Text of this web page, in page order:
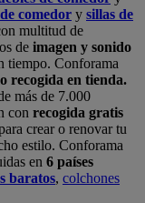
comedor y sillas de
multitud de
de imagen y sonido
tiempo. Conforama
recogida en tienda.
más de 7.000
con recogida gratis
crear o renovar tu
estilo. Conforama
en 6 países
baratos, colchones